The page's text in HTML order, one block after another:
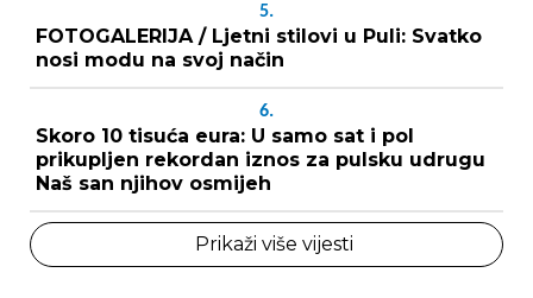
5.
FOTOGALERIJA / Ljetni stilovi u Puli: Svatko
nosi modu na svoj način
6.
Skoro 10 tisuća eura: U samo sat i pol
prikupljen rekordan iznos za pulsku udrugu
Naš san njihov osmijeh
Prikaži više vijesti